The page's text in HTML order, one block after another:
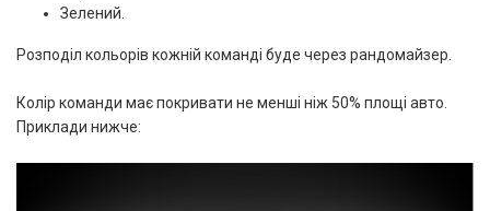
Зелений.
Розподіл кольорів кожній команді буде через рандомайзер.
Колір команди має покривати не менші ніж 50% площі авто.
Приклади нижче: